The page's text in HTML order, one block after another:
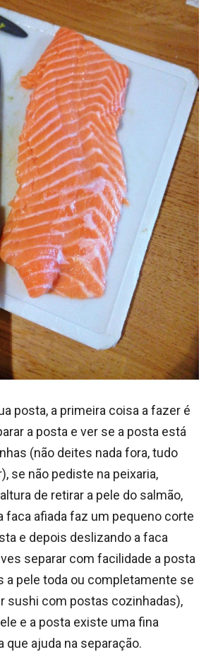
posta, a primeira coisa a fazer é
a posta e ver se a posta está
(não deites nada fora, tudo
se não pediste na peixaria,
de retirar a pele do salmão,
faca afiada faz um pequeno corte
e depois deslizando a faca
separar com facilidade a posta
a pele toda ou completamente se
sushi com postas cozinhadas),
e a posta existe uma fina
que ajuda na separação.